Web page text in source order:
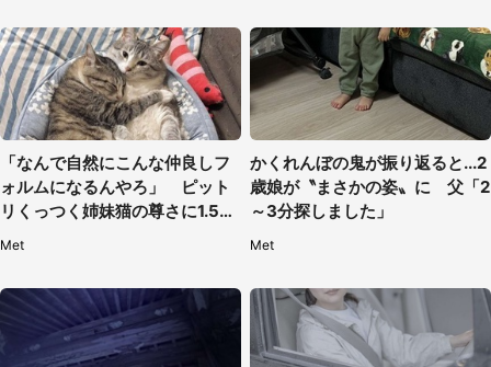
「なんで自然にこんな仲良しフ
ォルムになるんやろ」 ピット
リくっつく姉妹猫の尊さに1.5万
人もん絶
Met
かくれんぼの鬼が振り返ると...2
歳娘が〝まさかの姿〟に 父「2
～3分探しました」
Met